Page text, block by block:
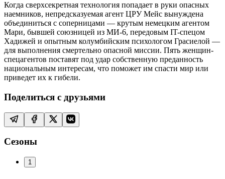
Когда сверхсекретная технология попадает в руки опасных
наемников, непредсказуемая агент ЦРУ Мейс вынуждена
объединиться с соперницами — крутым немецким агентом
Мари, бывшей союзницей из МИ-6, передовым IT-спецом
Хадижей и опытным колумбийским психологом Грасиелой —
для выполнения смертельно опасной миссии. Пять женщин-
спецагентов поставят под удар собственную преданность
национальным интересам, что поможет им спасти мир или
приведет их к гибели.
Поделиться с друзьями
Сезоны
1